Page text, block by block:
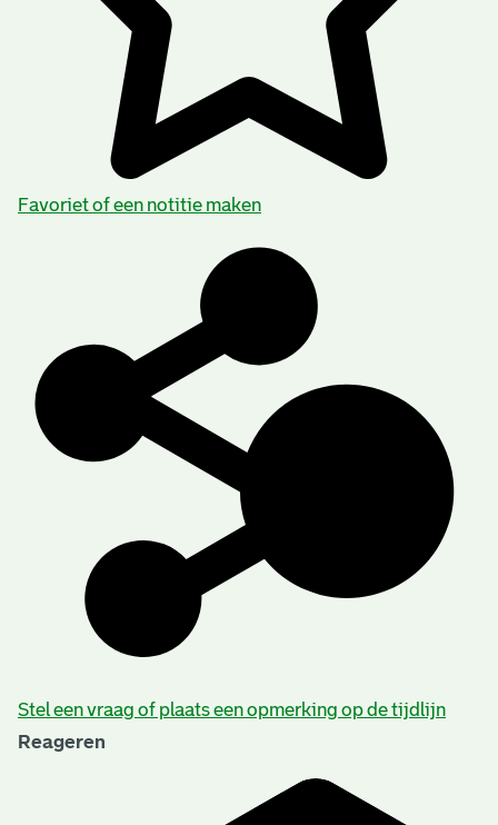
Favoriet of een notitie maken
Stel een vraag of plaats een opmerking op de tijdlijn
Reageren